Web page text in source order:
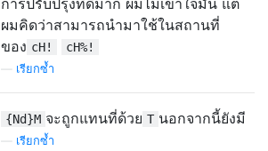
การปรับปรุงที่ดีมาก ผมไม่เข้าใจมัน แต่
ผมคิดว่าสามารถนำมาใช้ในสถานที่
ของ cH! cH%!
เรียกซ้ำ
{Nd}M จะถูกแทนที่ด้วย T นอกจากนี้ยังมี
เรียกซ้ำ